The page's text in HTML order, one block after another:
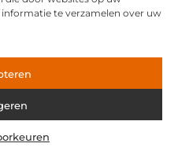
te verzamelen over uw
(EU)